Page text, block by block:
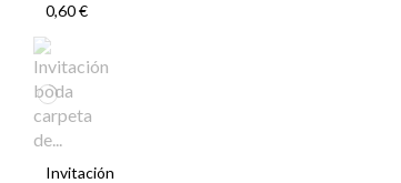
0,60 €
Invitación